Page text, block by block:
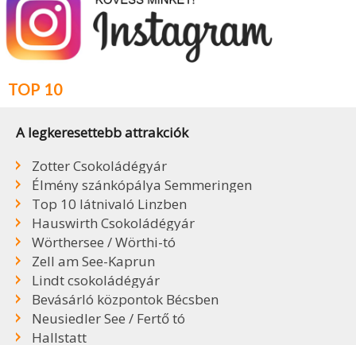
TOP 10
A legkeresettebb attrakciók
Zotter Csokoládégyár
Élmény szánkópálya Semmeringen
Top 10 látnivaló Linzben
Hauswirth Csokoládégyár
Wörthersee / Wörthi-tó
Zell am See-Kaprun
Lindt csokoládégyár
Bevásárló központok Bécsben
Neusiedler See / Fertő tó
Hallstatt